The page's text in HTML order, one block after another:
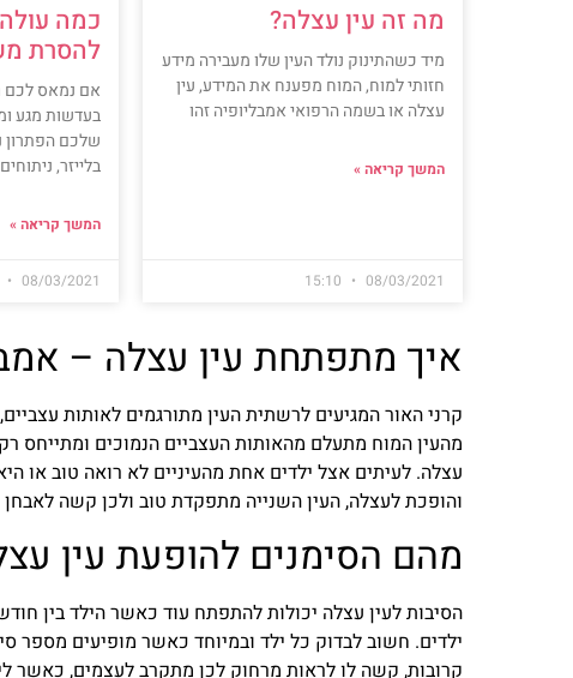
מה זה עין עצלה?
מיד כשהתינוק נולד העין שלו מעבירה מידע
חזותי למוח, המוח מפענח את המידע, עין
עצלה או בשמה הרפואי אמבליופיה זהו
המשך קריאה »
08/03/2021
כמה עולה
להסרת
אם נמאס לכם
בעדשות מגע
שלכם הפתרון
בלייזר,
המשך קריאה »
08/03/2021
איך מתפתחת עין עצלה –
קרני האור המגיעים לרשתית העין מתורגמים לאותות
מהעין המוח מתעלם מהאותות העצביים הנמוכים ומתייחס
עצלה. לעיתים אצל ילדים אחת מהעיניים לא רואה טוב או
והופכת לעצלה, העין השנייה מתפקדת טוב ולכן קשה
מהם הסימנים להופעת עין
הסיבות לעין עצלה יכולות להתפתח עוד כאשר הילד בין
ילדים. חשוב לבדוק כל ילד ובמיוחד כאשר מופיעים מספר
קרובות, קשה לו לראות מרחוק לכן מתקרב לעצמים, כאשר